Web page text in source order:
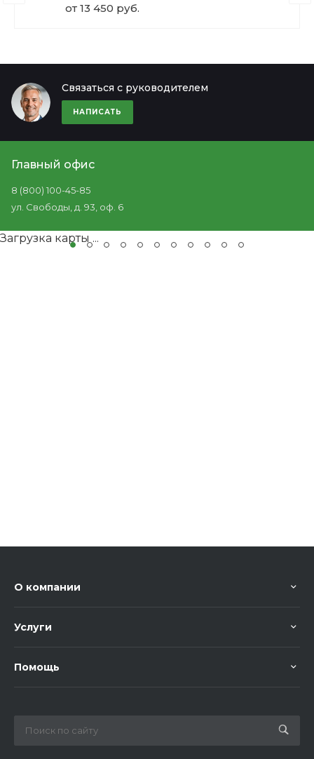
от 13 450 руб.
Связаться с руководителем
НАПИСАТЬ
Главный офис
8 (800) 100-45-85
ул. Свободы, д. 93, оф. 6
Загрузка карты ...
О компании
Услуги
Помощь